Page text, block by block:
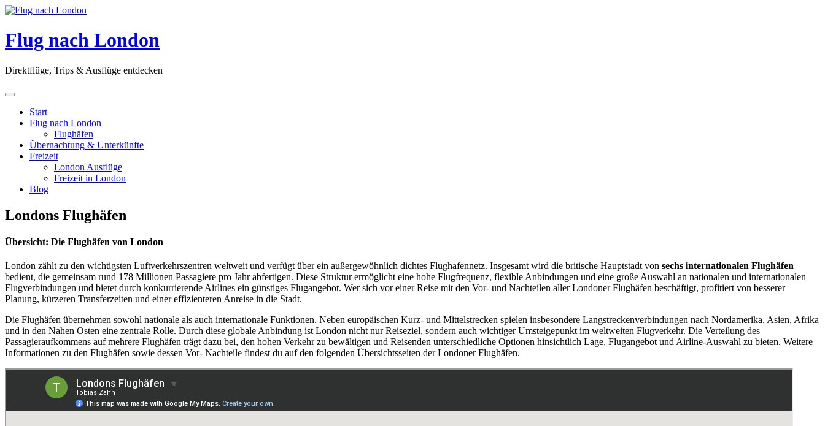
Skip
content
Flug nach London
Direktflüge, Trips & Ausflüge entdecken
Start
Flug nach London
Flughäfen
Übernachtung & Unterkünfte
Freizeit
London Ausflüge
Freizeit in London
Blog
Londons Flughäfen
Übersicht: Die Flughäfen von London
London zählt zu den wichtigsten Luftverkehrszentren weltweit und verfügt über ein außergewöhnlich dichtes Flughafennetz. Insgesamt wird die britische Hauptstadt von sechs internationalen Flughäfen
bedient, die gemeinsam rund 178 Millionen Passagiere pro Jahr abfertigen. Diese Struktur ermöglicht eine hohe Flugfrequenz, flexible Anbindungen und eine große Auswahl an nationalen und internationalen
Flugverbindungen und bietet durch konkurrierende Airlines ein günstiges Flugangebot. Wer sich vor einer Reise mit den Vor- und Nachteilen aller Londoner Flughäfen beschäftigt, profitiert von besserer
Planung, kürzeren Transferzeiten und einer effizienteren Anreise in die Stadt.
Die Flughäfen übernehmen sowohl nationale als auch internationale Funktionen. Neben europäischen Kurz- und Mittelstrecken spielen insbesondere Langstreckenverbindungen nach Nordamerika, Asien, Afrika
und in den Nahen Osten eine zentrale Rolle. Durch diese globale Anbindung ist London nicht nur Reiseziel, sondern auch wichtiger Umsteigepunkt im weltweiten Flugverkehr. Die Verteilung des
Passagieraufkommens auf mehrere Flughäfen trägt dazu bei, den hohen Verkehr zu bewältigen und Reisenden unterschiedliche Optionen hinsichtlich Lage, Flugangebot und Airline-Auswahl zu bieten. Weitere
Informationen zu den Flughäfen sowie dessen Vor- Nachteile findest du auf den folgenden Übersichtsseiten der Londoner Flughäfen.